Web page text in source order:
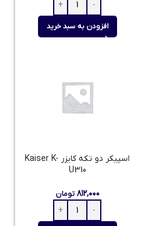
افزودن به سبد خرید
اسپیکر دو تکه کایزر Kaiser K-
U310
۸۱۲,۰۰۰ تومان